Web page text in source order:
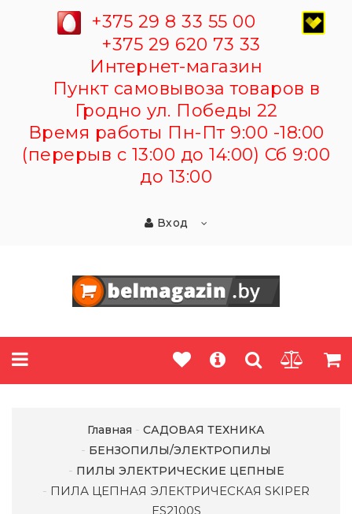
+375 29 8 33 55 00
+375 29 620 73 33
Интернет-магазин
Пункт самовывоза товаров в
Гродно ул. Победы 22
Время работы Пн-Пт 9:00 -18:00
(перерыв с 13:00 до 14:00) Сб 9:00
до 13:00
Вход
Главная
САДОВАЯ ТЕХНИКА
БЕНЗОПИЛЫ/ЭЛЕКТРОПИЛЫ
ПИЛЫ ЭЛЕКТРИЧЕСКИЕ ЦЕПНЫЕ
ПИЛА ЦЕПНАЯ ЭЛЕКТРИЧЕСКАЯ SKIPER
ES2100S